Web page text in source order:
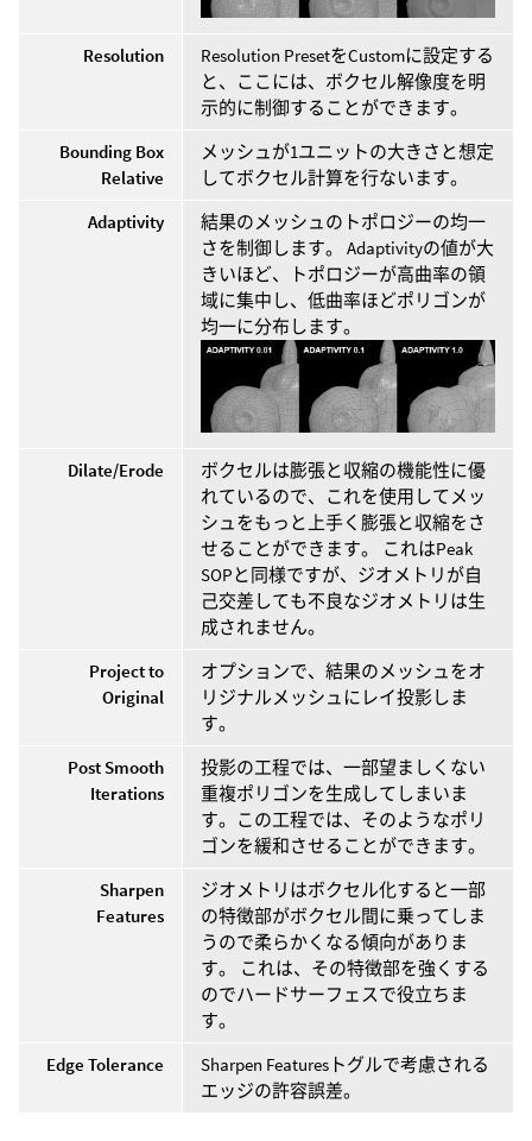
Resolution
Resolution PresetをCustomに設定する
と、ここには、ボクセル解像度を明
示的に制御することができます。
Bounding Box
Relative
メッシュが1ユニットの大きさと想定
してボクセル計算を行ないます。
Adaptivity
結果のメッシュのトポロジーの均一
さを制御します。 Adaptivityの値が大
きいほど、トポロジーが高曲率の領
域に集中し、低曲率ほどポリゴンが
均一に分布します。
Dilate/Erode
ボクセルは膨張と収縮の機能性に優
れているので、これを使用してメッ
シュをもっと上手く膨張と収縮をさ
せることができます。 これはPeak
SOPと同様ですが、ジオメトリが自
己交差しても不良なジオメトリは生
成されません。
Project to
Original
オプションで、結果のメッシュをオ
リジナルメッシュにレイ投影しま
す。
Post Smooth
Iterations
投影の工程では、一部望ましくない
重複ポリゴンを生成してしまいま
す。この工程では、そのようなポリ
ゴンを緩和させることができます。
Sharpen
Features
ジオメトリはボクセル化すると一部
の特徴部がボクセル間に乗ってしま
うので柔らかくなる傾向がありま
す。 これは、その特徴部を強くする
のでハードサーフェスで役立ちま
す。
Edge Tolerance
Sharpen Featuresトグルで考慮される
エッジの許容誤差。